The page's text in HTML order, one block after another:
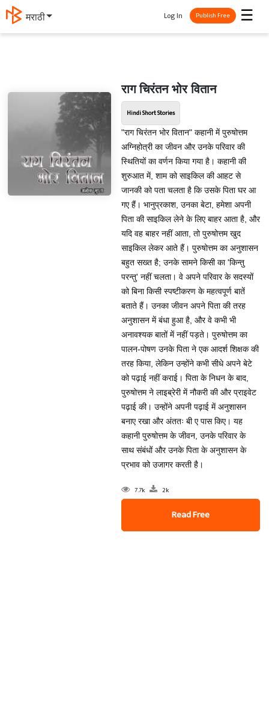
मराठी ☰
Log In Publish Free
राग चिरंतन भोर वितान
Hindi Short Stories
"राग चिरंतन भोर वितान" कहानी में पुरुषोत्तम
अग्निहोत्री का जीवन और उनके परिवार की
स्थितियों का वर्णन किया गया है। कहानी की
शुरुआत में, शाम को साइकिल की आहट से
जानकी को पता चलता है कि उसके पिता घर आ
गए हैं। भानुप्रकाश, उनका बेटा, हमेशा अपनी
पिता की साइकिल लेने के लिए बाहर आता है, और
यदि वह बाहर नहीं आता, तो पुरुषोत्तम खुद
साइकिल लेकर आते हैं। पुरुषोत्तम का अनुशासन
बहुत सख्त है; उनके सामने किसी का 'किन्तु
परन्तु' नहीं चलता। वे अपने परिवार के सदस्यों
को बिना किसी स्पष्टीकरण के महत्वपूर्ण बातें
बताते हैं। उनका जीवन अपने पिता की तरह
अनुशासन में बंधा हुआ है, और वे कभी भी
अनावश्यक बातों में नहीं पड़ते। पुरुषोत्तम का
पालन-पोषण उनके पिता ने एक आदर्श शिक्षक की
तरह किया, लेकिन उन्होंने कभी सीधे अपने बेटे
को पढ़ाई नहीं कराई। पिता के निधन के बाद,
पुरुषोत्तम ने लाइब्रेरी में नौकरी की और प्राइवेट
पढ़ाई की। उन्होंने अपनी पढ़ाई में अनुशासन
बनाए रखा और अंततः बी ए पास किए। यह
कहानी पुरुषोत्तम के जीवन, उनके परिवार के
साथ संबंधों और उनके पिता के अनुशासन के
प्रभाव को उजागर करती है।
7.7k 2k
Read Free